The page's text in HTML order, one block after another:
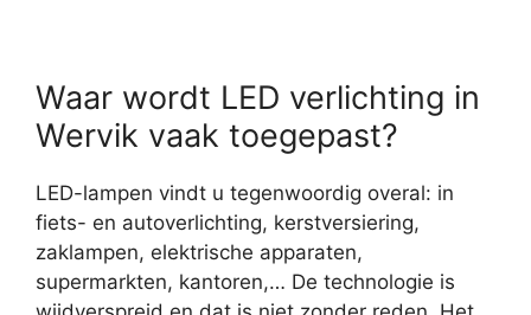
Waar wordt LED verlichting in
Wervik vaak toegepast?
LED-lampen vindt u tegenwoordig overal: in
fiets- en autoverlichting, kerstversiering,
zaklampen, elektrische apparaten,
supermarkten, kantoren,… De technologie is